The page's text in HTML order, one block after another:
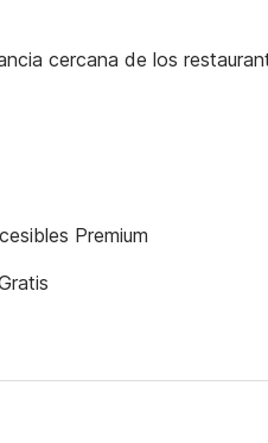
cercana de los
Premium